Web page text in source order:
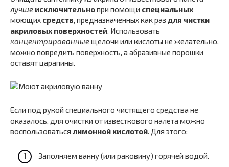
лучше исключительнопри помощи специальных
моющих средств, предназначенных как раз для чистки
акриловых поверхностей. Использовать
концентрированныещелочи или кислоты не желательно,
можно повредить поверхность, а абразивные порошки
оставят царапины.
Если под рукой специального чистящего средства не
оказалось, для очистки от известкового налета можно
воспользоваться лимонной кислотой. Для этого:
Заполняем ванну (или раковину) горячей водой.